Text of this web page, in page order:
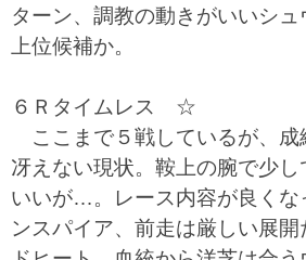
ターン、調教の動きがいいシ
上位候補か。
６Ｒタイムレス ☆
ここまで５戦しているが、成
冴えない現状。鞍上の腕で少
いいが…。レース内容が良くな
ンスパイア、前走は厳しい展開